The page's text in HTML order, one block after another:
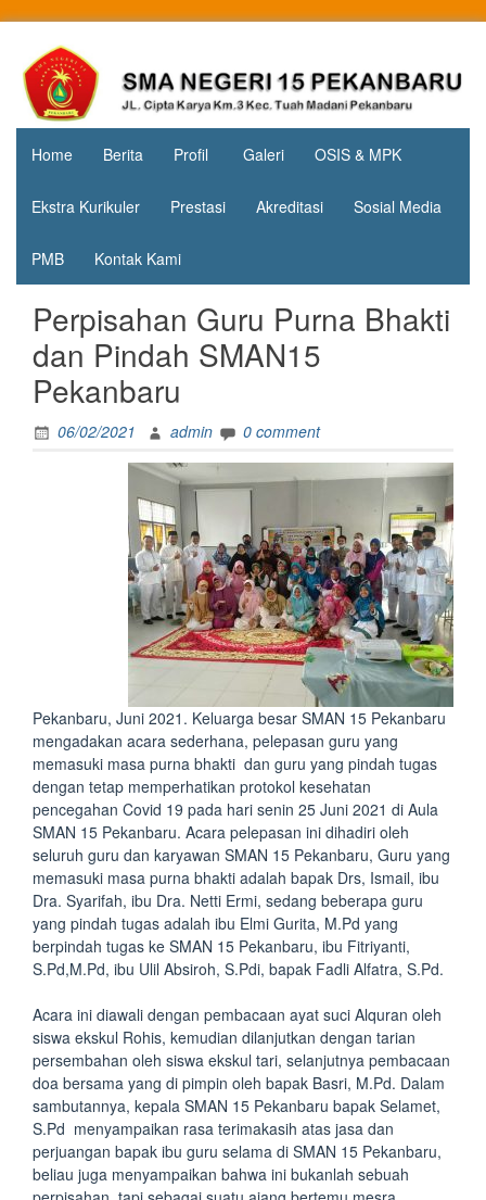
contentSMA
Negeri 15
Pekanbaru
Jl. Cipta
Karya
KM.3, Kec.
Tuah
Madani,
Home Berita Profil Galeri OSIS & MPK
Ekstra Kurikuler Prestasi Akreditasi Sosial Media
PMB Kontak Kami
Perpisahan Guru Purna Bhakti
dan Pindah SMAN15
Pekanbaru
06/02/2021 admin 0 comment
Pekanbaru, Juni 2021. Keluarga besar SMAN 15 Pekanbaru
mengadakan acara sederhana, pelepasan guru yang
memasuki masa purna bhakti dan guru yang pindah tugas
dengan tetap memperhatikan protokol kesehatan
pencegahan Covid 19 pada hari senin 25 Juni 2021 di Aula
SMAN 15 Pekanbaru. Acara pelepasan ini dihadiri oleh
seluruh guru dan karyawan SMAN 15 Pekanbaru, Guru yang
memasuki masa purna bhakti adalah bapak Drs, Ismail, ibu
Dra. Syarifah, ibu Dra. Netti Ermi, sedang beberapa guru
yang pindah tugas adalah ibu Elmi Gurita, M.Pd yang
berpindah tugas ke SMAN 15 Pekanbaru, ibu Fitriyanti,
S.Pd,M.Pd, ibu Ulil Absiroh, S.Pdi, bapak Fadli Alfatra, S.Pd.
Acara ini diawali dengan pembacaan ayat suci Alquran oleh
siswa ekskul Rohis, kemudian dilanjutkan dengan tarian
persembahan oleh siswa ekskul tari, selanjutnya pembacaan
doa bersama yang di pimpin oleh bapak Basri, M.Pd. Dalam
sambutannya, kepala SMAN 15 Pekanbaru bapak Selamet,
S.Pd menyampaikan rasa terimakasih atas jasa dan
perjuangan bapak ibu guru selama di SMAN 15 Pekanbaru,
beliau juga menyampaikan bahwa ini bukanlah sebuah